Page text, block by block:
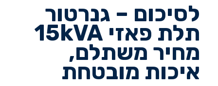
לסיכום – גנרטור
תלת פאזי 15 kVA
מחיר משתלם,
איכות מובטחת